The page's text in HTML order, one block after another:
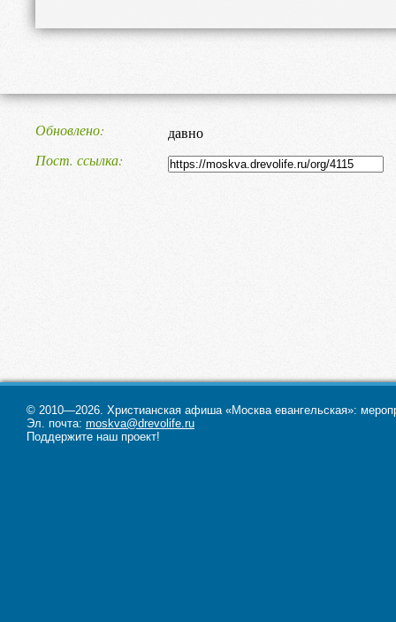
Обновлено
давно
Пост. ссылка
© 2010—2026. Христианская афиша «Москва евангельская»:
Эл. почта: moskva@drevolife.ru
Поддержите наш проект!